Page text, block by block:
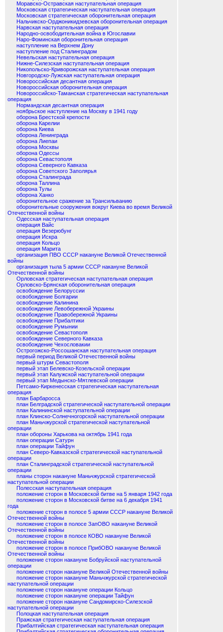
Моравско-Остравская наступательная операция
Московская стратегическая наступательная операция
Московская стратегическая оборонительная операция
Нальчикско-Орджоникидзевская оборонительная операция
Нарвская наступательная операция
Народно-освободительная война в Югославии
Наро-Фоминская оборонительная операция
наступление на Верхнем Дону
наступление под Сталинградом
Невельская наступательная операция
Нижне-Силезская наступательная операция
Никопольско-Криворожская наступательная операция
Новгородско-Лужская наступательная операция
Новороссийская десантная операция
Новороссийская оборонительная операция
Новороссийско-Таманская стратегическая наступательная
операция
Нормандская десантная операция
ноябрьское наступление на Москву в 1941 году
оборона Брестской крепости
оборона Карелии
оборона Киева
оборона Ленинграда
оборона Лиепаи
оборона Москвы
оборона Одессы
оборона Севастополя
оборона Северного Кавказа
оборона Советского Заполярья
оборона Сталинграда
оборона Таллина
оборона Тулы
оборона Ханко
оборонительное сражение за Трансильванию
оборонительные сооружения вокруг Киева во время Великой
Отечественной войны
Одесская наступательная операция
операция Вайс
операция Везерюбунг
операция Искра
операция Кольцо
операция Марита
организация ПВО СССР накануне Великой Отечественной
войны
организация тыла 5 армии СССР накануне Великой
Отечественной войны
Орловская стратегическая наступательная операция
Орловско-Брянская оборонительная операция
освобождение Белоруссии
освобождение Болгарии
освобождение Калинина
освобождение Левобережной Украины
освобождение Правобережной Украины
освобождение Прибалтики
освобождение Румынии
освобождение Севастополя
освобождение Северного Кавказа
освобождение Чехословакии
Острогожско-Россошанская наступательная операция
первый период Великой Отечественной войны
первый штурм Севастополя
первый этап Белевско-Козельской операции
первый этап Калужской наступательной операции
первый этап Медынско-Мятлевской операции
Петсамо-Киркенесская стратегическая наступательная
операция
план Барбаросса
план Белградской стратегической наступательной операции
план Калининской наступательной операции
план Клинско-Солнечногорской наступательной операции
план Маньчжурской стратегической наступательной
операции
план обороны Харькова на октябрь 1941 года
план операции Сатурн
план операции Тайфун
план Северо-Кавказской стратегической наступательной
операции
план Сталинградской стратегической наступательной
операции
планы сторон накануне Маньчжурской стратегической
наступательной операции
Полесская наступательная операция
положение сторон в Московской битве на 5 января 1942 года
положение сторон в Московской битве на 6 декабря 1941
года
положение сторон в полосе 5 армии СССР накануне Великой
Отечественной войны
положение сторон в полосе ЗапОВО накануне Великой
Отечественной войны
положение сторон в полосе КОВО накануне Великой
Отечественной войны
положение сторон в полосе ПрибОВО накануне Великой
Отечественной войны
положение сторон накануне Бобруйской наступательной
операции
положение сторон накануне Великой Отечественной войны
положение сторон накануне Маньчжурской стратегической
наступательной операции
положение сторон накануне операции Кольцо
положение сторон накануне операции Тайфун
положение сторон накануне Сандомирско-Силезской
наступательной операции
Полоцкая наступательная операция
Пражская стратегическая наступательная операция
Прибалтийская стратегическая наступательная операция